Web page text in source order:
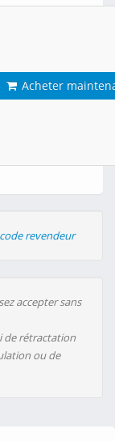
Acheter
revendeur
accepter sans
de rétractation
ou de